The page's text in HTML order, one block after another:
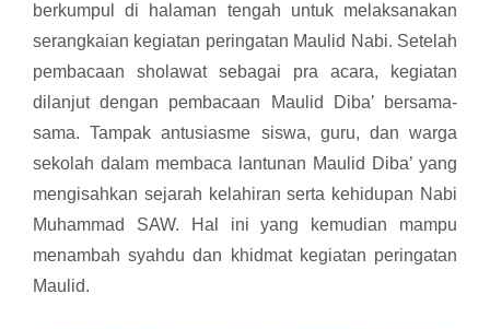
berkumpul di halaman tengah untuk melaksanakan
serangkaian kegiatan peringatan Maulid Nabi. Setelah
pembacaan sholawat sebagai pra acara, kegiatan
dilanjut dengan pembacaan Maulid Diba’ bersama-
sama. Tampak antusiasme siswa, guru, dan warga
sekolah dalam membaca lantunan Maulid Diba’ yang
mengisahkan sejarah kelahiran serta kehidupan Nabi
Muhammad SAW. Hal ini yang kemudian mampu
menambahsyahdu dan khidmat kegiatan peringatan
Maulid.